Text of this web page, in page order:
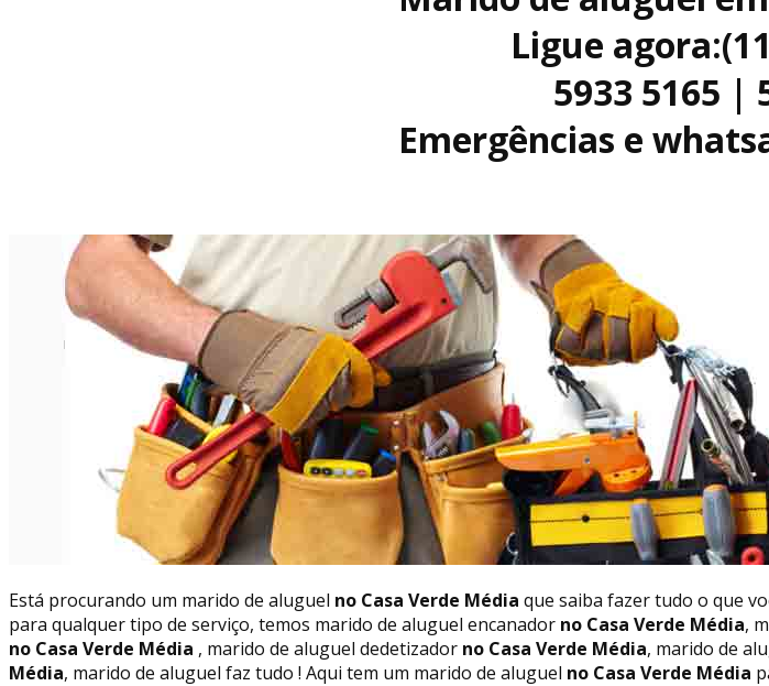
Ligue
5933 5165 |
Emergências e
Está procurando um marido de aluguel no Casa Verde Média que saiba fazer tudo o que
para qualquer tipo de serviço, temos marido de aluguel encanador no Casa Verde Média,
no Casa Verde Média , marido de aluguel dedetizador no Casa Verde Média, marido de
Média, marido de aluguel faz tudo ! Aqui tem um marido de aluguel no Casa Verde Média